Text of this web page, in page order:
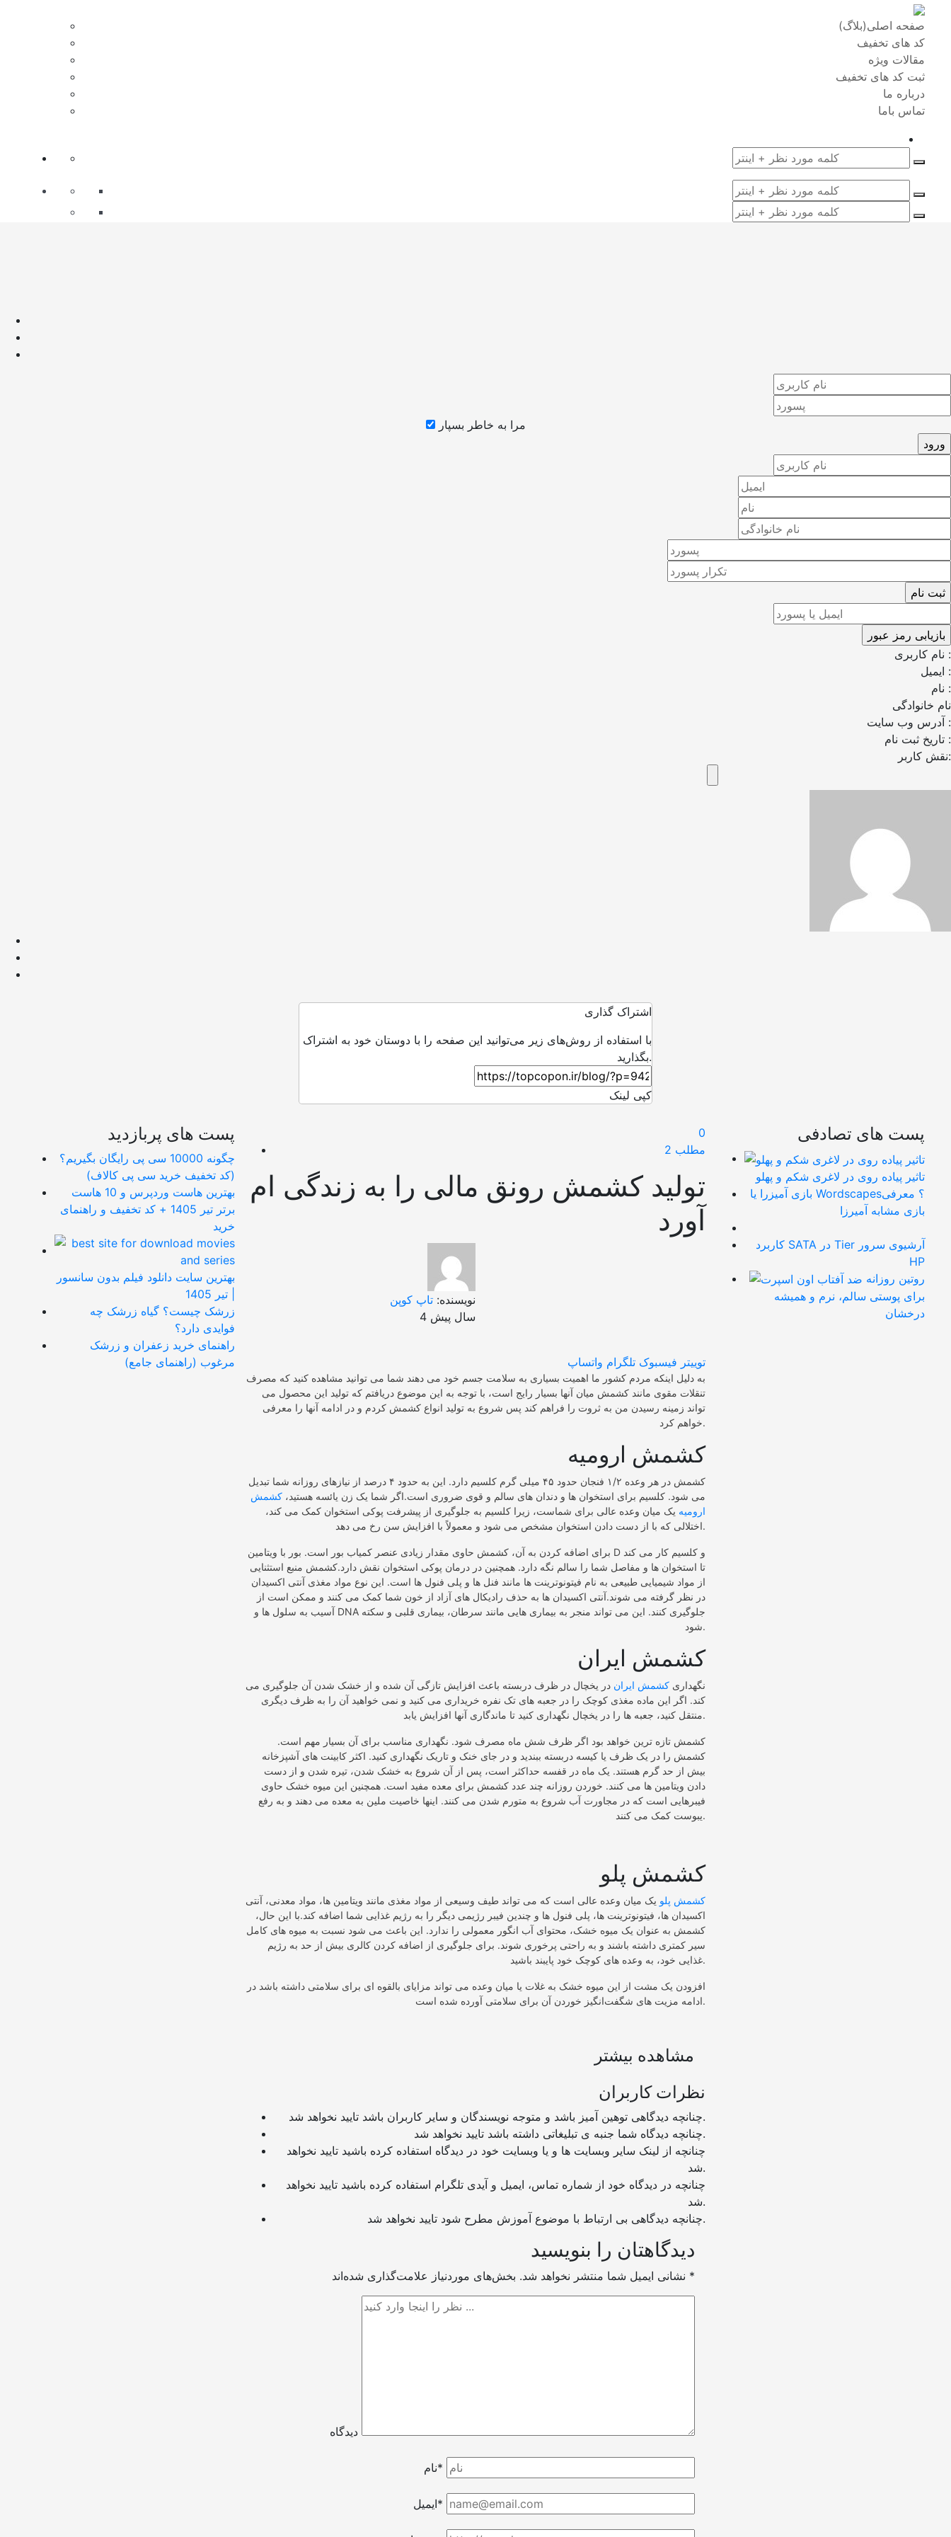
صفحه اصلی(بلاگ)
کد های تخفیف
مقالات ویژه
ثبت کد های تخفیف
درباره ما
تماس باما
مرا به خاطر بسپار
نام کاربری :
ایمیل :
نام :
نام خانوادگی
آدرس وب سایت :
تاریخ ثبت نام :
نقش کاربر:
اشتراک گذاری
با استفاده از روش‌های زیر می‌توانید این صفحه را با دوستان خود به اشتراک
بگذارید.
کپی لینک
پست های پربازدید
چگونه 10000 سی پی رایگان بگیریم؟
(کد تخفیف خرید سی پی کالاف)
بهترین هاست وردپرس و 10 هاست
برتر تیر 1405 + کد تخفیف و راهنمای
خرید
بهترین سایت دانلود فیلم بدون سانسور
| تیر 1405
زرشک چیست؟ گیاه زرشک چه
فوایدی دارد؟
راهنمای خرید زعفران و زرشک
مرغوب (راهنمای جامع)
0
مطلب 2
تولید کشمش رونق مالی را به زندگی ام
آورد
نویسنده: تاپ کوپن
4 سال پیش
توییتر فیسبوک تلگرام واتساپ
به دلیل اینکه مردم کشور ما اهمیت بسیاری به سلامت جسم خود می دهند شما می توانید مشاهده کنید که مصرف
تنقلات مقوی مانند کشمش میان آنها بسیار رایج است، با توجه به این موضوع دریافتم که تولید این محصول می
تواند زمینه رسیدن من به ثروت را فراهم کند پس شروع به تولید انواع کشمش کردم و در ادامه آنها را معرفی
خواهم کرد.
کشمش ارومیه
کشمش در هر وعده ۱/۲ فنجان حدود ۴۵ میلی گرم کلسیم دارد. این به حدود ۴ درصد از نیازهای روزانه شما تبدیل
می شود. کلسیم برای استخوان ها و دندان های سالم و قوی ضروری است.اگر شما یک زن یائسه هستید، کشمش
ارومیه یک میان وعده عالی برای شماست، زیرا کلسیم به جلوگیری از پیشرفت پوکی استخوان کمک می کند،
اختلالی که با از دست دادن استخوان مشخص می شود و معمولاً با افزایش سن رخ می دهد.
برای اضافه کردن به آن، کشمش حاوی مقدار زیادی عنصر کمیاب بور است. بور با ویتامین D و کلسیم کار می کند
تا استخوان ها و مفاصل شما را سالم نگه دارد. همچنین در درمان پوکی استخوان نقش دارد.کشمش منبع استثنایی
از مواد شیمیایی طبیعی به نام فیتونوترینت ها مانند فنل ها و پلی فنول ها است. این نوع مواد مغذی آنتی اکسیدان
در نظر گرفته می شوند.آنتی اکسیدان ها به حذف رادیکال های آزاد از خون شما کمک می کنند و ممکن است از
آسیب به سلول ها و DNA جلوگیری کنند. این می تواند منجر به بیماری هایی مانند سرطان، بیماری قلبی و سکته
شود.
کشمش ایران
نگهداری کشمش ایران در یخچال در ظرف دربسته باعث افزایش تازگی آن شده و از خشک شدن آن جلوگیری می
کند. اگر این ماده مغذی کوچک را در جعبه های تک نفره خریداری می کنید و نمی خواهید آن را به ظرف دیگری
منتقل کنید، جعبه ها را در یخچال نگهداری کنید تا ماندگاری آنها افزایش یابد.
کشمش تازه ترین خواهد بود اگر ظرف شش ماه مصرف شود. نگهداری مناسب برای آن بسیار مهم است.
کشمش را در یک ظرف یا کیسه دربسته ببندید و در جای خنک و تاریک نگهداری کنید. اکثر کابینت های آشپزخانه
بیش از حد گرم هستند. یک ماه در قفسه حداکثر است، پس از آن شروع به خشک شدن، تیره شدن و از دست
دادن ویتامین ها می کنند. خوردن روزانه چند عدد کشمش برای معده مفید است. همچنین این میوه خشک حاوی
فیبرهایی است که در مجاورت آب شروع به متورم شدن می کنند. اینها خاصیت ملین به معده می دهند و به رفع
یبوست کمک می کنند.
کشمش پلو
کشمش پلو یک میان وعده عالی است که می تواند طیف وسیعی از مواد مغذی مانند ویتامین ها، مواد معدنی، آنتی
اکسیدان ها، فیتونوترینت ها، پلی فنول ها و چندین فیبر رژیمی دیگر را به رژیم غذایی شما اضافه کند.با این حال،
کشمش به عنوان یک میوه خشک، محتوای آب انگور معمولی را ندارد. این باعث می شود نسبت به میوه های کامل
سیر کمتری داشته باشند و به راحتی پرخوری شوند. برای جلوگیری از اضافه کردن کالری بیش از حد به رژیم
غذایی خود، به وعده های کوچک خود پایبند باشید.
افزودن یک مشت از این میوه خشک به غلات یا میان وعده می تواند مزایای بالقوه ای برای سلامتی داشته باشد در
ادامه مزیت های شگفت‌انگیز خوردن آن برای سلامتی آورده شده است.
مشاهده بیشتر
نظرات کاربران
چنانچه دیدگاهی توهین آمیز باشد و متوجه نویسندگان و سایر کاربران باشد تایید نخواهد شد.
چنانچه دیدگاه شما جنبه ی تبلیغاتی داشته باشد تایید نخواهد شد.
شد.
شد.
چنانچه دیدگاهی بی ارتباط با موضوع آموزش مطرح شود تایید نخواهد شد.
دیدگاهتان را بنویسید
نشانی ایمیل شما منتشر نخواهد شد. *
دیدگاه
نام*
ایمیل*
پست های تصادفی
تاثیر پیاده روی در لاغری شکم و پهلو
بازی آمیزرا یا Wordscapes؟ معرفی
بازی مشابه آمیرزا
کاربرد SATA در Tier آرشیوی سرور
HP
روتین روزانه
برای پوستی سالم، نرم و همیشه
درخشان